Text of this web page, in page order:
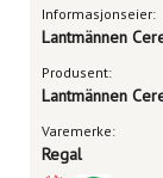
Informasjonseier:
Lantmännen
Produsent:
Lantmännen
Varemerke:
Regal